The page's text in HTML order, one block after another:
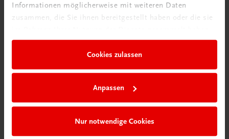
Informationen möglicherweise mit weiteren Daten
zusammen, die Sie ihnen bereitgestellt haben oder die sie
Cookies zulassen
Anpassen
Nur notwendige Cookies
Videos mit
Mehr dazu